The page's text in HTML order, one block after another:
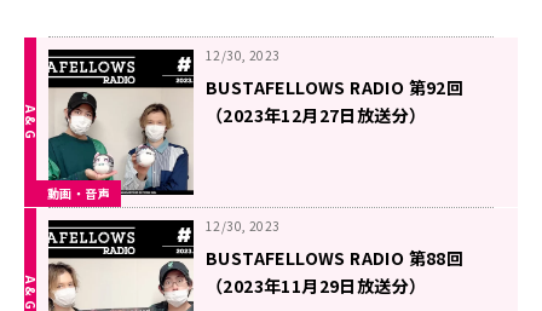
動画・音声
12/30, 2023
BUSTAFELLOWS RADIO 第92回
（2023年12月27日放送分）
12/30, 2023
BUSTAFELLOWS RADIO 第88回
（2023年11月29日放送分）